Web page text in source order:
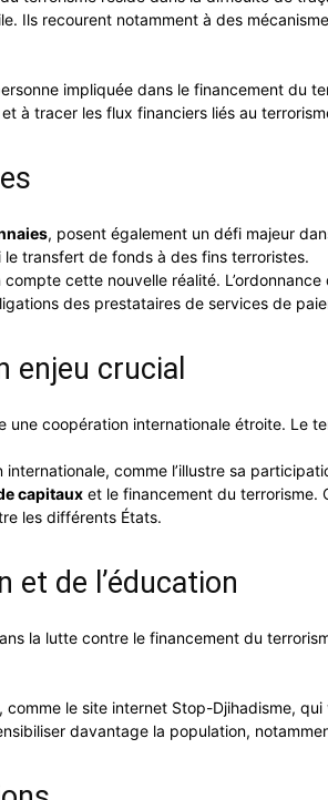
Ils recourent notamment à des
impliquée dans le financement du
à tracer les flux financiers liés au
, posent également un défi majeur
transfert de fonds à des fins terroristes.
cette nouvelle réalité.
des prestataires de services de
enjeu crucial
une coopération internationale étroite.
comme l’illustre sa
capitaux et le financement du terrorisme.
les différents États.
et de l’éducation
la lutte contre le financement du
le site internet Stop-Djihadisme,
davantage la population,